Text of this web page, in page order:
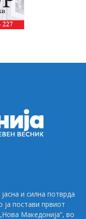
и силна потврда
ја постави првиот
Македонија“, во